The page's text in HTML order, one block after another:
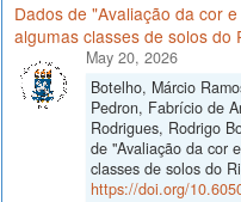
Dados de "Avaliação da cor
algumas classes de solos do
May 20, 2026
Botelho, Márcio
Pedron, Fabrício de
Rodrigues, Rodrigo
de "Avaliação da cor
classes de solos do
https://doi.org/